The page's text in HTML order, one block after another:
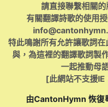
請直接聯繫相關
有關翻譯詩歌的使用
特此鳴謝所有允許讓歌詞
與，為這裡的翻譯歌詞製
一起推動母
[此網站不支援IE
由CantonHymn 恢復